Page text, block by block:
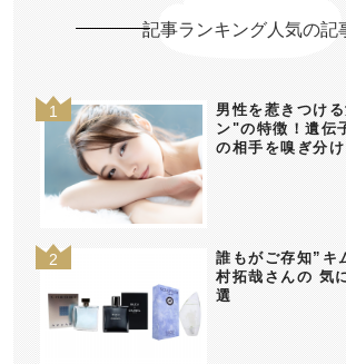
記事ランキング人気の記
男性を惹きつけ
ン"の特徴！遺伝
の相手を嗅ぎ分け
誰もがご存知”キ
村拓哉さんの 気
選